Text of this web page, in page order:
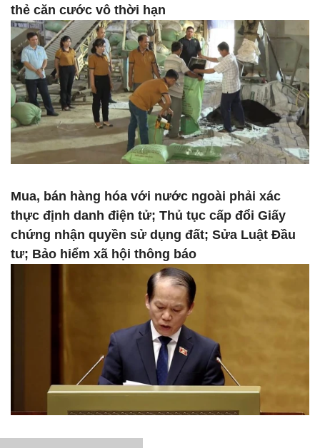
thẻ căn cước vô thời hạn
Mua, bán hàng hóa với nước ngoài phải xác
thực định danh điện tử; Thủ tục cấp đổi Giấy
chứng nhận quyền sử dụng đất; Sửa Luật Đầu
tư; Bảo hiểm xã hội thông báo